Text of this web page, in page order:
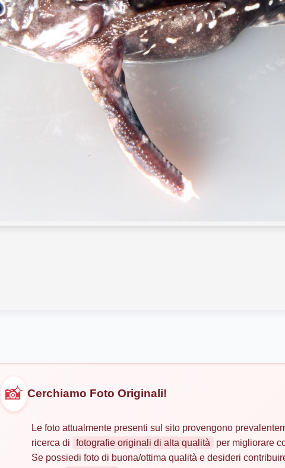
📸 Cerchiamo Foto Originali!
Le foto attualmente presenti sul sito provengono
ricerca di
fotografie originali di alta qualità
per migliorare
Se possiedi foto di buona/ottima qualità e desideri